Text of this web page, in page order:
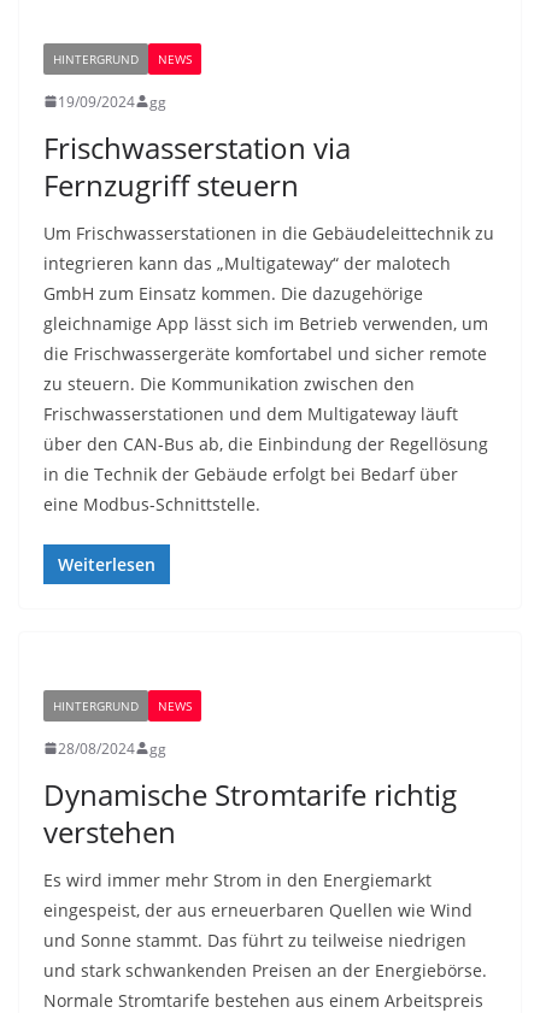
HINTERGRUND NEWS
19/09/2024 gg
Frischwasserstation via
Fernzugriff steuern
Um Frischwasserstationen in die Gebäudeleittechnik zu
integrieren kann das „Multigateway“ der malotech
GmbH zum Einsatz kommen. Die dazugehörige
gleichnamige App lässt sich im Betrieb verwenden, um
die Frischwassergeräte komfortabel und sicher remote
zu steuern. Die Kommunikation zwischen den
Frischwasserstationen und dem Multigateway läuft
über den CAN-Bus ab, die Einbindung der Regellösung
in die Technik der Gebäude erfolgt bei Bedarf über
eine Modbus-Schnittstelle.
Weiterlesen
HINTERGRUND NEWS
28/08/2024 gg
Dynamische Stromtarife richtig
verstehen
Es wird immer mehr Strom in den Energiemarkt
eingespeist, der aus erneuerbaren Quellen wie Wind
und Sonne stammt. Das führt zu teilweise niedrigen
und stark schwankenden Preisen an der Energiebörse.
Normale Stromtarife bestehen aus einem Arbeitspreis